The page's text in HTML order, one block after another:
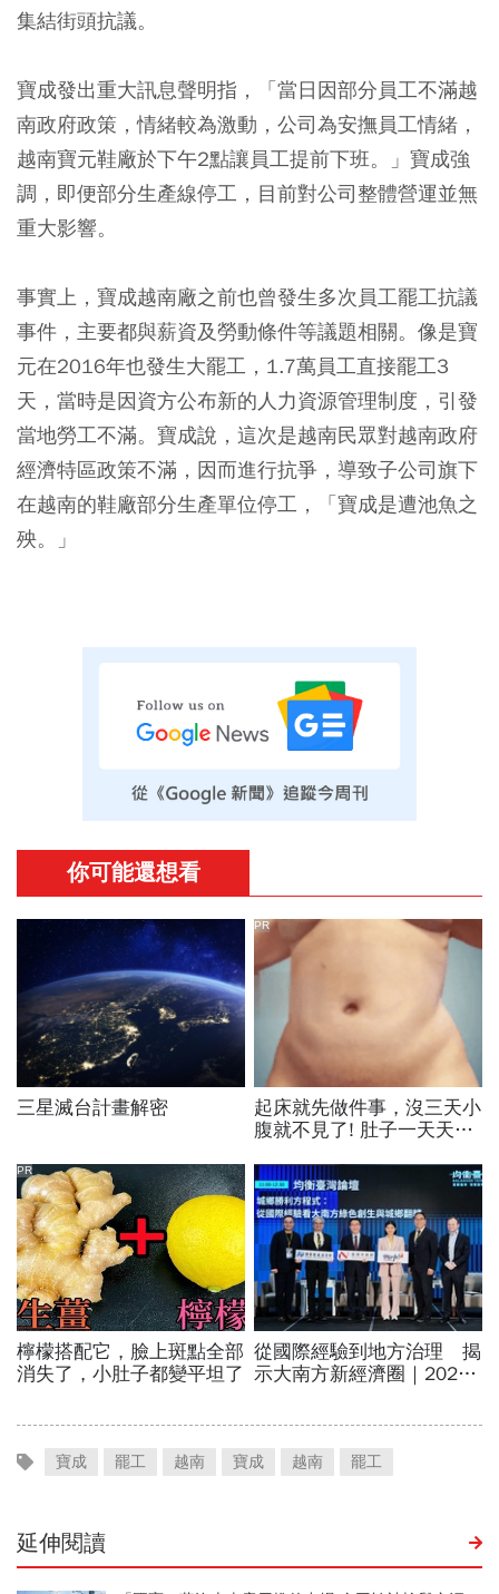
集結街頭抗議。
寶成發出重大訊息聲明指，「當日因部分員工不滿越
南政府政策，情緒較為激動，公司為安撫員工情緒，
越南寶元鞋廠於下午2點讓員工提前下班。」寶成強
調，即便部分生產線停工，目前對公司整體營運並無
重大影響。
事實上，寶成越南廠之前也曾發生多次員工罷工抗議
事件，主要都與薪資及勞動條件等議題相關。像是寶
元在2016年也發生大罷工，1.7萬員工直接罷工3
天，當時是因資方公布新的人力資源管理制度，引發
當地勞工不滿。寶成說，這次是越南民眾對越南政府
經濟特區政策不滿，因而進行抗爭，導致子公司旗下
在越南的鞋廠部分生產單位停工，「寶成是遭池魚之
殃。」
寶成 罷工 越南 寶成 越南 罷工
延伸閱讀